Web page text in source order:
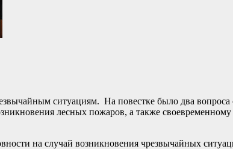
ситуациям. На повестке было два вопроса
лесных пожаров, а также
на случай возникновения чрезвычайных